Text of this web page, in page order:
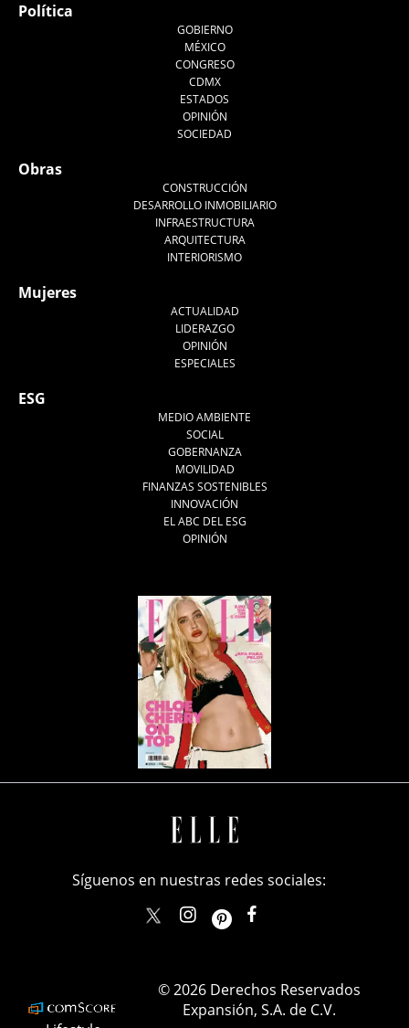
Política
GOBIERNO
MÉXICO
CONGRESO
CDMX
ESTADOS
OPINIÓN
SOCIEDAD
Obras
CONSTRUCCIÓN
DESARROLLO INMOBILIARIO
INFRAESTRUCTURA
ARQUITECTURA
INTERIORISMO
Mujeres
ACTUALIDAD
LIDERAZGO
OPINIÓN
ESPECIALES
ESG
MEDIO AMBIENTE
SOCIAL
GOBERNANZA
MOVILIDAD
FINANZAS SOSTENIBLES
INNOVACIÓN
EL ABC DEL ESG
OPINIÓN
Síguenos en nuestras redes sociales:
elle_mexicoellemexico
© 2026 Derechos Reservados
Expansión, S.A. de C.V.